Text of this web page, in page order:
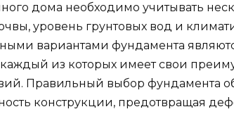
дома необходимо учитывать
уровень грунтовых вод и
вариантами фундамента
из которых имеет свои
Правильный выбор фундамента
конструкции, предотвращая